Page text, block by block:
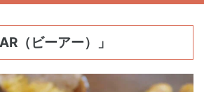
（ビーアー）」